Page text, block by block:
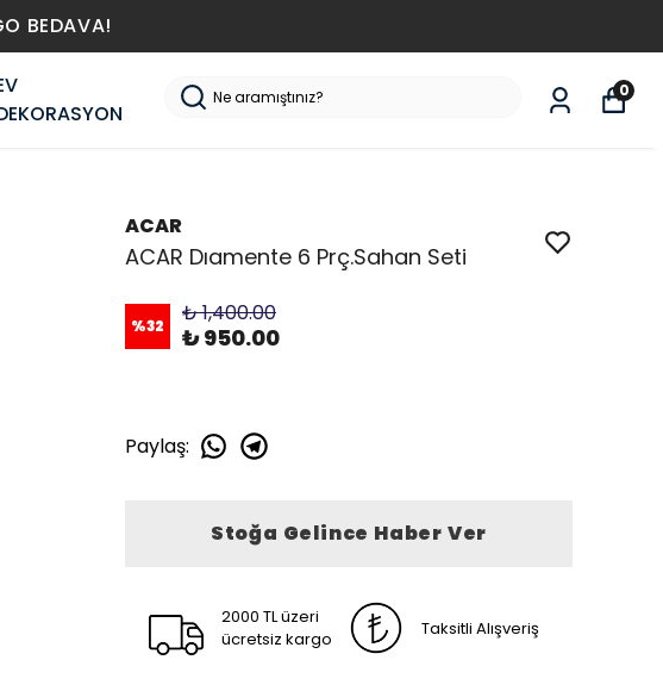
BEDAVA!
0
ACAR
ACAR Dıamente 6 Prç.Sahan Seti
%32 ₺ 1,400.00
₺ 950.00
Paylaş:
Stoğa Gelince Haber Ver
2000 TL üzeri
ücretsiz kargo
Taksitli Alışveriş